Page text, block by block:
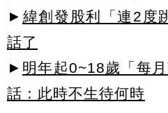
► 緯創發股利「連2度
話了
► 明年起0~18歲「每
話：此時不生待何時